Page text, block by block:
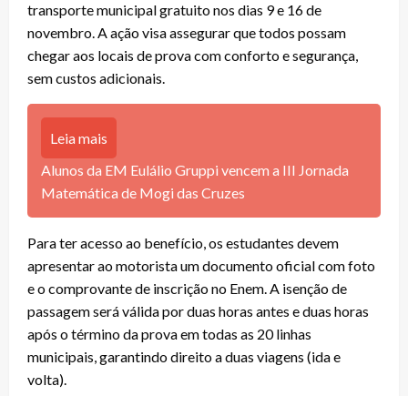
transporte municipal gratuito nos dias 9 e 16 de
novembro. A ação visa assegurar que todos possam
chegar aos locais de prova com conforto e segurança,
sem custos adicionais.
Leia mais
Alunos da EM Eulálio Gruppi vencem a III Jornada
Matemática de Mogi das Cruzes
Para ter acesso ao benefício, os estudantes devem
apresentar ao motorista um documento oficial com foto
e o comprovante de inscrição no Enem. A isenção de
passagem será válida por duas horas antes e duas horas
após o término da prova em todas as 20 linhas
municipais, garantindo direito a duas viagens (ida e
volta).